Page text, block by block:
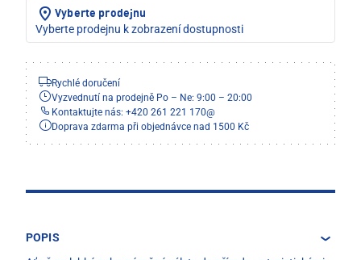
Vyberte prodejnu
Vyberte prodejnu k zobrazení dostupnosti
Rychlé doručení
Vyzvednutí na prodejně Po – Ne: 9:00 – 20:00
Kontaktujte nás: +420 261 221 170@
Doprava zdarma při objednávce nad 1500 Kč
POPIS